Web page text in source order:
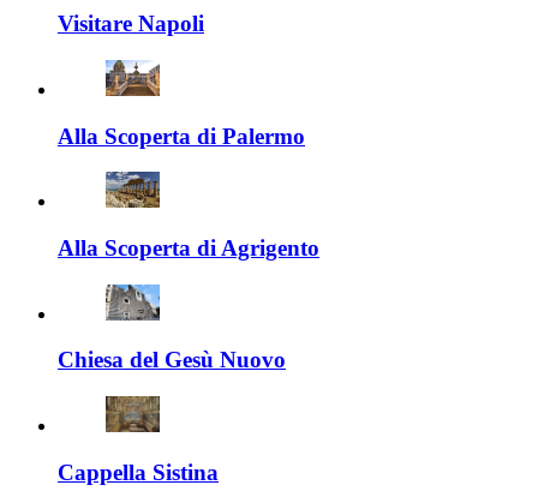
Visitare Napoli
Alla Scoperta di Palermo
Alla Scoperta di Agrigento
Chiesa del Gesù Nuovo
Cappella Sistina